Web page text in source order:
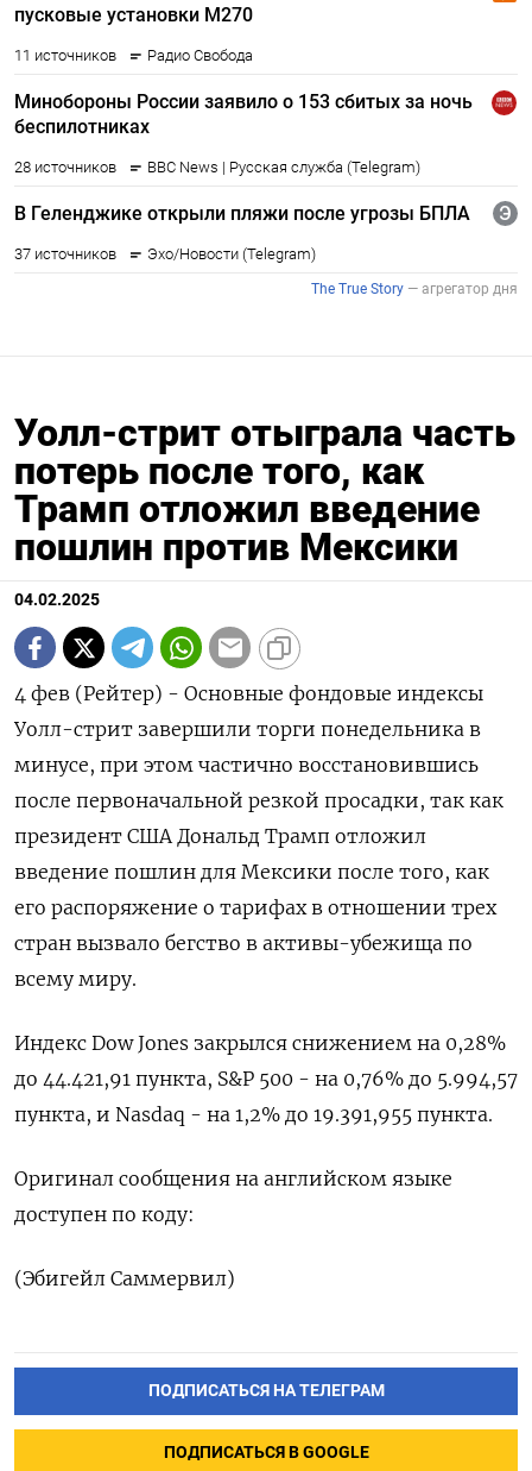
Уолл-стрит отыграла часть
потерь после того, как
Трамп отложил введение
пошлин против Мексики
04.02.2025
4 фев (Рейтер) - Основные фондовые индексы
Уолл-стрит завершили торги понедельника в
минусе, при этом частично восстановившись
после первоначальной резкой просадки, так как
президент США Дональд Трамп отложил
введение пошлин для Мексики после того, как
его распоряжение о тарифах в отношении трех
стран вызвало бегство в активы-убежища по
всему миру.
Индекс Dow Jones закрылся снижением на 0,28%
до 44.421,91 пункта, S&P 500 - на 0,76% до 5.994,57
пункта​, и ​Nasdaq - на 1,2% до 19.391,955 пункта​.
Оригинал сообщения на английском языке
доступен по коду:
(Эбигейл Саммервил)
ПОДПИСАТЬСЯ НА ТЕЛЕГРАМ
ПОДПИСАТЬСЯ В GOOGLE